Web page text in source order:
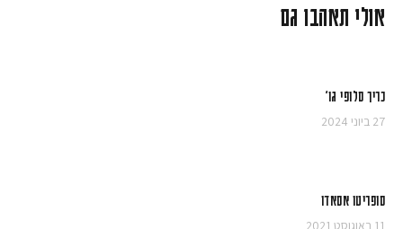
אולי תאהבו גם
כריך סלופי גו'
27 ביוני 2024
סופריטו אסאדו
11 באוגוסט 2021